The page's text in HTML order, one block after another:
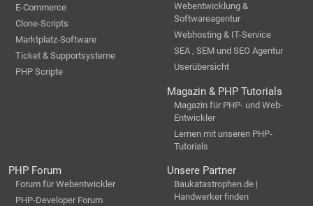
E-Commerce
Clone-Scripts
Marktplatz-Software
Ticket & Supportsysteme
PHP Scripte
Webentwicklung &
Softwareagentur
Webhosting & IT-Service
SEA , SEM und SEO Agentur
Userübersicht
Magazin & PHP Tutorials
Magazin für PHP- und Web-
Entwickler
Lernen mit unseren PHP-
Tutorials
PHP Forum
Forum für Webentwickler
PHP-Developer Forum
Unsere Partner
Baukatastrophen.de |
Handwerker finden